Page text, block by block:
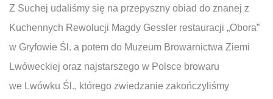
Z Suchej udaliśmy się na przepyszny obiad do znanej z
Kuchennych Rewolucji Magdy Gessler restauracji „Obora”
w Gryfowie Śl. a potem do Muzeum Browarnictwa Ziemi
Lwóweckiej oraz najstarszego w Polsce browaru
we Lwówku Śl., którego zwiedzanie zakończyliśmy